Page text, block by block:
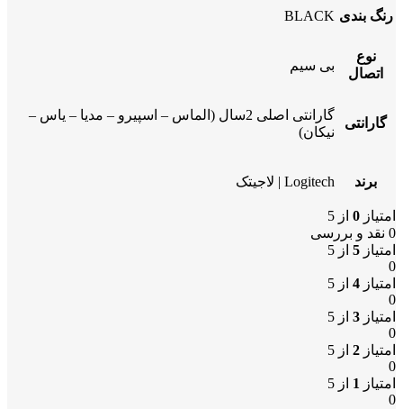
رنگ بندی BLACK
نوع
اتصال
بی سیم
گارانتی
گارانتی اصلی 2سال (الماس – اسپیرو – مدیا – یاس –
نیکان)
برند Logitech | لاجیتک
امتیاز 0 از 5
0 نقد و بررسی
امتیاز 5 از 5
0
امتیاز 4 از 5
0
امتیاز 3 از 5
0
امتیاز 2 از 5
0
امتیاز 1 از 5
0